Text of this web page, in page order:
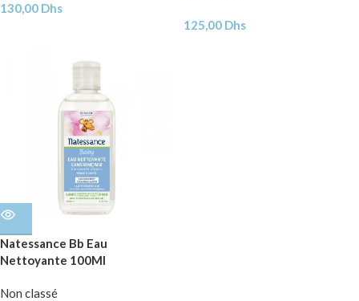
130,00 Dhs
125,00 Dhs
Natessance Bb Eau
Nettoyante 100Ml
Non classé